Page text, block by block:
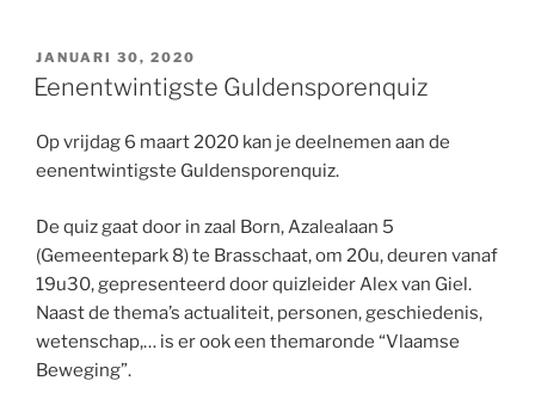
GEPLAATST
OP
JANUARI 30, 2020
Eenentwintigste Guldensporenquiz
Op vrijdag 6 maart 2020 kan je deelnemen aan de
eenentwintigste Guldensporenquiz.
De quiz gaat door in zaal Born, Azalealaan 5
(Gemeentepark 8) te Brasschaat, om 20u, deuren vanaf
19u30, gepresenteerd door quizleider Alex van Giel.
Naast de thema’s actualiteit, personen, geschiedenis,
wetenschap,… is er ook een themaronde “Vlaamse
Beweging”.